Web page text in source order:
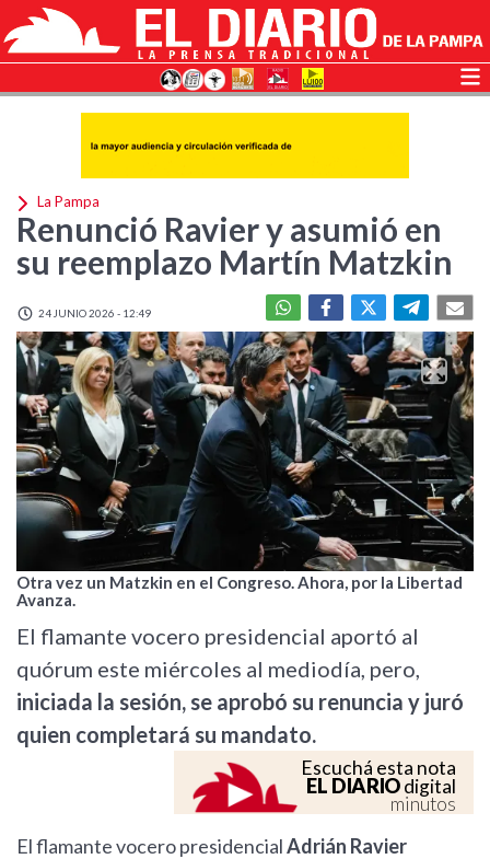
La Pampa
Renunció Ravier y asumió en
su reemplazo Martín Matzkin
24 JUNIO 2026 - 12:49
Otra vez un Matzkin en el Congreso. Ahora, por la Libertad
Avanza.
El flamante vocero presidencial aportó al
quórum este miércoles al mediodía, pero,
iniciada la sesión, se aprobó su renuncia y juró
quien completará su mandato.
Escuchá esta nota
EL DIARIOdigital
minutos
El flamante vocero presidencialAdrián Ravier